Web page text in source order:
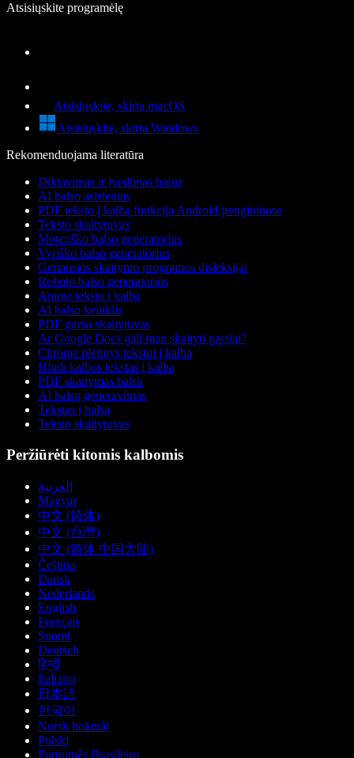
Atsisiųskite programėlę
Atsisiųskite, skirta macOS
Atsisiųskite, skirta Windows
Rekomenduojama literatūra
Diktavimas ir įvedimas balsu
AI balso asistentas
PDF teksto į kalbą funkcija Android įrenginiuose
Teksto skaitytuvas
Moteriško balso generatorius
Vyriško balso generatorius
Geriausios skaitymo programos disleksijai
Roboto balso generatorius
Anime teksto į kalbą
AI balso keitiklis
PDF garso skaitytuvas
Ar Google Docs gali man skaityti garsiai?
Chrome plėtinys tekstui į kalbą
Hindi kalbos tekstas į kalbą
PDF skaitymas balsu
AI balsų generavimas
Tekstas į balsą
Teksto skaitytuvas
Peržiūrėti kitomis kalbomis
العربية
Magyar
中文 (简体)
中文 (台灣)
中文 (简体 中国大陆)
Čeština
Dansk
Nederlands
English
Français
Suomi
Deutsch
हिन्दी
Italiano
日本語
한국어
Norsk bokmål
Polski
Português Brasileiro